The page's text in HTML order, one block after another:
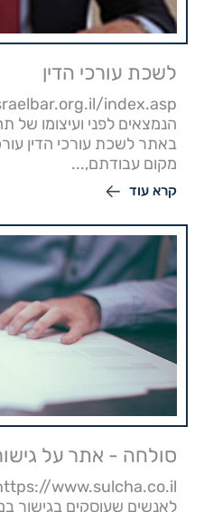
לשכת עורכי הדין
הנמצאים לפני ועיצומו של
באתר לשכת עורכי הדין
מקום עבודתם,...
קרא עוד
סולחה - אתר על
לאנשים שעוסקים בגישור